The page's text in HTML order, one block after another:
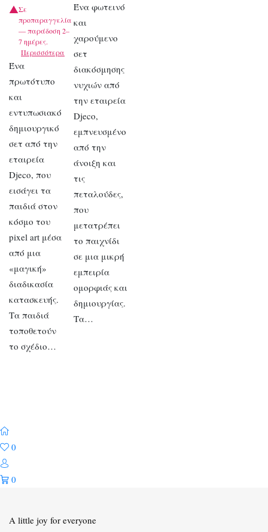
Σε
προπαραγγελία
— παράδοση 2–
7 ημέρες.
Περισσότερα
Ένα
πρωτότυπο
και
εντυπωσιακό
δημιουργικό
σετ από την
εταιρεία
Djeco, που
εισάγει τα
παιδιά στον
κόσμο του
pixel art μέσα
από μια
«μαγική»
διαδικασία
κατασκευής.
Τα παιδιά
τοποθετούν
το σχέδιο…
Ένα φωτεινό
και
χαρούμενο
σετ
διακόσμησης
νυχιών από
την εταιρεία
Djeco,
εμπνευσμένο
από την
άνοιξη και
τις
πεταλούδες,
που
μετατρέπει
το παιχνίδι
σε μια μικρή
εμπειρία
ομορφιάς και
δημιουργίας.
Τα…
0
0
A little joy for everyone